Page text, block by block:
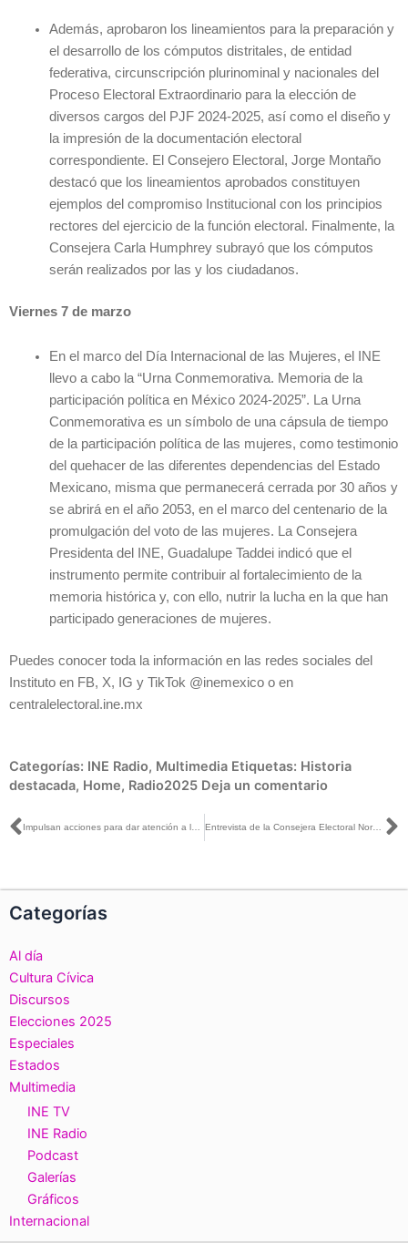
Además, aprobaron los lineamientos para la preparación y
el desarrollo de los cómputos distritales, de entidad
federativa, circunscripción plurinominal y nacionales del
Proceso Electoral Extraordinario para la elección de
diversos cargos del PJF 2024-2025, así como el diseño y
la impresión de la documentación electoral
correspondiente. El Consejero Electoral, Jorge Montaño
destacó que los lineamientos aprobados constituyen
ejemplos del compromiso Institucional con los principios
rectores del ejercicio de la función electoral. Finalmente, la
Consejera Carla Humphrey subrayó que los cómputos
serán realizados por las y los ciudadanos.
Viernes 7 de marzo
En el marco del Día Internacional de las Mujeres, el INE
llevo a cabo la “Urna Conmemorativa. Memoria de la
participación política en México 2024-2025”. La Urna
Conmemorativa es un símbolo de una cápsula de tiempo
de la participación política de las mujeres, como testimonio
del quehacer de las diferentes dependencias del Estado
Mexicano, misma que permanecerá cerrada por 30 años y
se abrirá en el año 2053, en el marco del centenario de la
promulgación del voto de las mujeres. La Consejera
Presidenta del INE, Guadalupe Taddei indicó que el
instrumento permite contribuir al fortalecimiento de la
memoria histórica y, con ello, nutrir la lucha en la que han
participado generaciones de mujeres.
Puedes conocer toda la información en las redes sociales del
Instituto en FB, X, IG y TikTok @inemexico o en
centralelectoral.ine.mx
Categorías: INE Radio, Multimedia Etiquetas: Historia
destacada, Home, Radio2025 Deja un comentario
Ant Entrevista de la Consejera Electoral Norma De La Cruz con Bianca Aguirre para La Octava
Categorías
Al día
Cultura Cívica
Discursos
Elecciones 2025
Especiales
Estados
Multimedia
INE TV
INE Radio
Podcast
Galerías
Gráficos
Internacional